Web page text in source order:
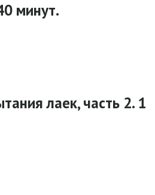
минут.
лаек, часть 2. 1